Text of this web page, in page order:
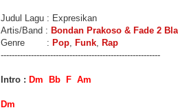
Judul Lagu : Expresikan
Artis/Band : Bondan Prakoso & Fade 2
Genre : Pop Funk Rap
----------------------------------------------------------
Intro : Dm Bb F Am
Dm